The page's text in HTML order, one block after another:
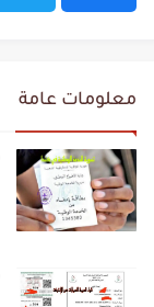
معلومات عامة